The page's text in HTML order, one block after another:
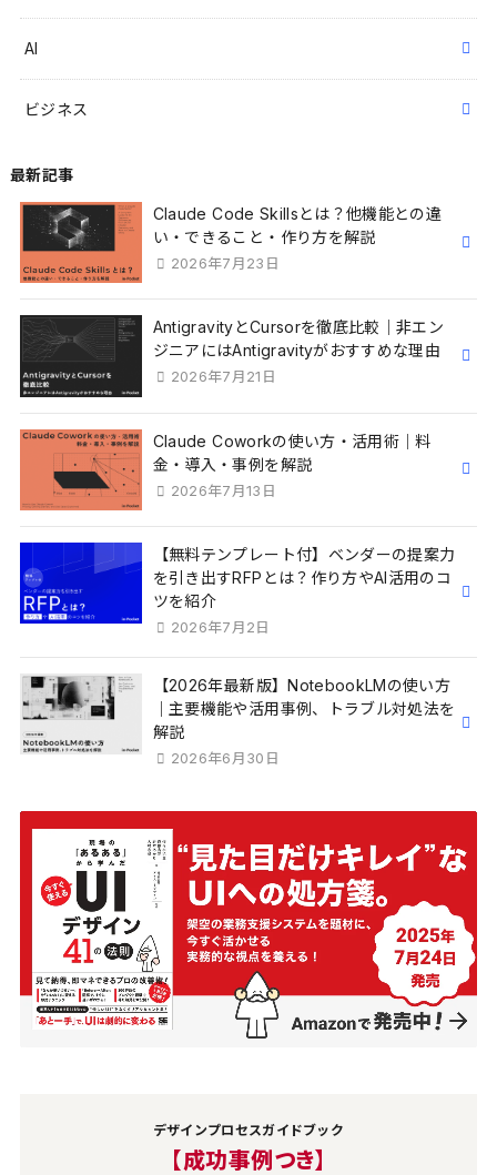
AI
ビジネス
最新記事
Claude Code Skillsとは？他機能との違
い・できること・作り方を解説
2026年7月23日
AntigravityとCursorを徹底比較｜非エン
ジニアにはAntigravityがおすすめな理由
2026年7月21日
Claude Coworkの使い方・活用術｜料
金・導入・事例を解説
2026年7月13日
【無料テンプレート付】ベンダーの提案力
を引き出すRFPとは？作り方やAI活用のコ
ツを紹介
2026年7月2日
【2026年最新版】NotebookLMの使い方
｜主要機能や活用事例、トラブル対処法を
解説
2026年6月30日
デザインプロセスガイドブック
【成功事例つき】